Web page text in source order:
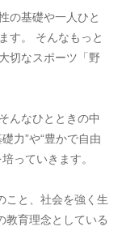
の基礎や一人ひと
す。 そんなもっと
切なスポーツ「野
んなひとときの中
力”や“豊かで自由
っていきます。
こと、社会を強く生
教育理念としている